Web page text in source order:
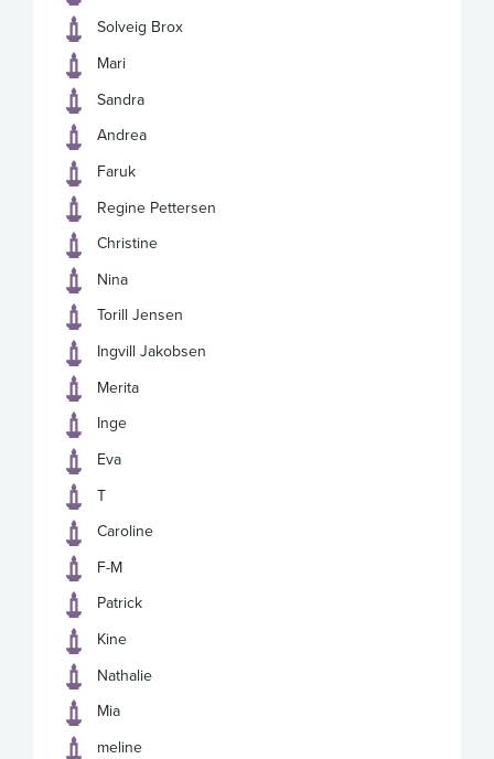
Solveig Brox
Mari
Sandra
Andrea
Faruk
Regine Pettersen
Christine
Nina
Torill Jensen
Ingvill Jakobsen
Merita
Inge
Eva
T
Caroline
F-M
Patrick
Kine
Nathalie
Mia
meline